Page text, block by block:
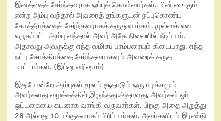
இனத்தைச் சேர்ந்தவராக ஒப்புக் கொள்வார்கள். மின் ஙைகும்
என்ற அம்பு வந்தால் அவரைத் தங்களுடன் நட்புகொண்ட
கோத்திரத்தைச் சேர்ந்தவராகக் கருதுவார்கள். முல்ஸக் என
எழுதப்பட்ட அம்பு வந்தால் அவர் அதே நிலையில் நீடிப்பார்.
அதாவது அவருக்கு எந்த வமிசப் பரம்பரையும் கிடையாது. எந்த
நட்பு கோத்திரத்தை சேர்ந்தவராகவும் அவரைக் கருத
மாட்டார்கள். (இப்னு ஹிஷாம்)
இதுபோன்றே அம்புகள் மூலம் சூதாடும் ஒரு பழக்கமும்
அவர்களது வழக்கத்தில் இருந்தது.அதாவது, அவர்கள் ஓர்
ஒட்டகையை கடனாக வாங்கி வருவார்கள். பிறகு அதை அறுத்து
28 அல்லது 10 பங்குகளாகப் பிரிப்பார்கள். அவர்களிடம் இரண்டு